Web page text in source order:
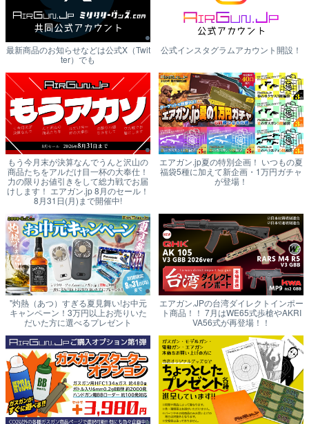
最新商品のお知らせなどは公式X（Twit
ter）でも
公式インスタグラムアカウント開設！
もう今月末が決算なんでうんと沢山の
商品たちをアルだけ目一杯の大奉仕！
力の限りお値引きをして総力戦でお届
けします！ エアガン.jp 8月のセール！
8月31日(月)まで開催中!
エアガン.jp夏の特別企画！ いつもの夏
福袋5種に加えて新企画・1万円ガチャ
が登場！
"灼熱（あつ）すぎる夏見舞い!お中元
キャンペーン！3万円以上お売りいた
だいた方に選べるプレゼント
エアガン.JPの台湾ダイレクトインポー
ト商品！！ 7月はWE65式歩槍やAKRI
VA56式が再登場！！